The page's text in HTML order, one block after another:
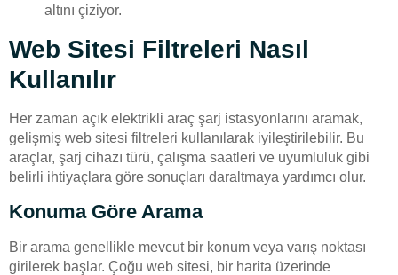
altını çiziyor.
Web Sitesi Filtreleri Nasıl
Kullanılır
Her zaman açık elektrikli araç şarj istasyonlarını aramak,
gelişmiş web sitesi filtreleri kullanılarak iyileştirilebilir. Bu
araçlar, şarj cihazı türü, çalışma saatleri ve uyumluluk gibi
belirli ihtiyaçlara göre sonuçları daraltmaya yardımcı olur.
Konuma Göre Arama
Bir arama genellikle mevcut bir konum veya varış noktası
girilerek başlar. Çoğu web sitesi, bir harita üzerinde